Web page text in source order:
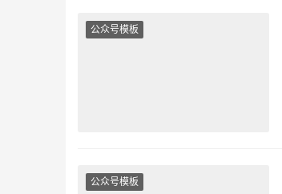
公众号模板
公众号模板